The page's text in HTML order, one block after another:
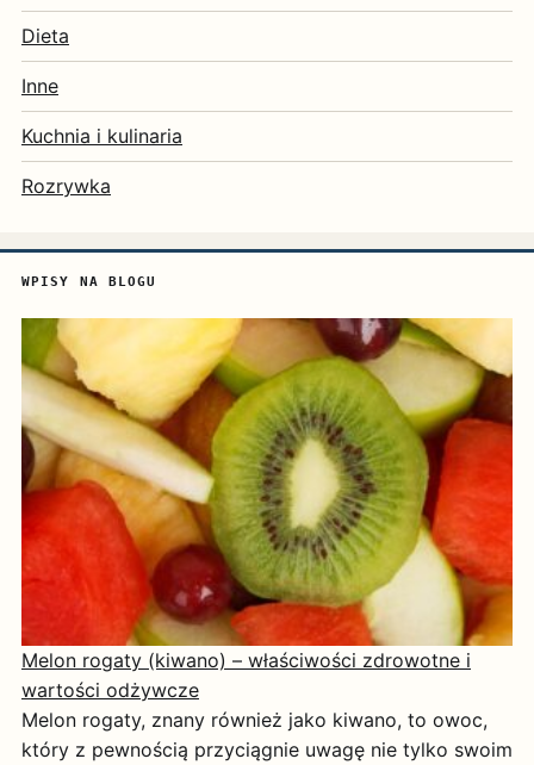
Dieta
Inne
Kuchnia i kulinaria
Rozrywka
WPISY NA BLOGU
Melon rogaty (kiwano) – właściwości zdrowotne i
wartości odżywcze
Melon rogaty, znany również jako kiwano, to owoc,
który z pewnością przyciągnie uwagę nie tylko swoim